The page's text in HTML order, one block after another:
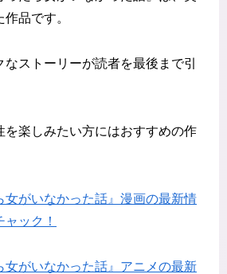
品です。
ストーリーが読者を最後まで引
を楽しみたい方にはおすすめの作
女がいなかった話』漫画の最新情
ック！
女がいなかった話』アニメの最新